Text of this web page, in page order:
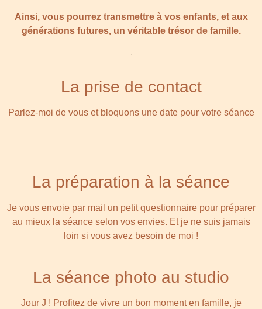
Ainsi, vous pourrez transmettre à vos enfants, et aux
générations futures, un véritable trésor de famille.
La prise de contact
Parlez-moi de vous et bloquons une date pour votre séance
La préparation à la séance
Je vous envoie par mail un petit questionnaire pour préparer
au mieux la séance selon vos envies. Et je ne suis jamais
loin si vous avez besoin de moi !
La séance photo au studio
Jour J ! Profitez de vivre un bon moment en famille, je